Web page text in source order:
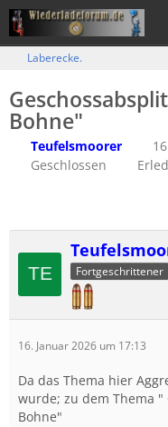
Laberecke.
Bohne"
Teufelsmoorer
Geschlossen
Fortgeschrittener
16. Januar 2026 um 17:13
Da das Thema hier
wurde; zu dem Thema
Bohne"